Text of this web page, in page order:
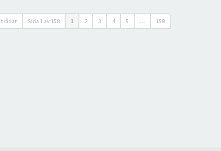
trådar Sida 1 av 158 1 2 3 4 5 … 158